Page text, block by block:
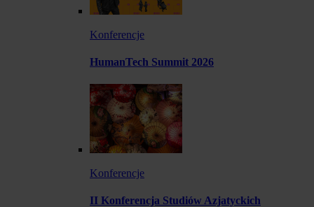
Konferencje
HumanTech Summit 2026
Konferencje
II Konferencja Studiów Azjatyckich